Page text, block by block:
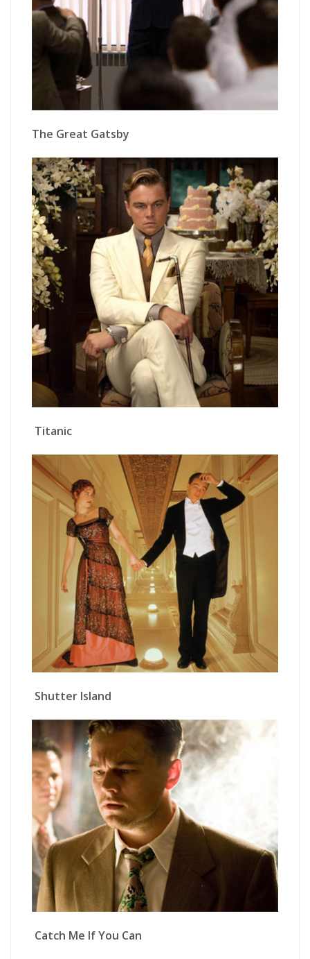
The Great Gatsby
Titanic
Shutter Island
Catch Me If You Can